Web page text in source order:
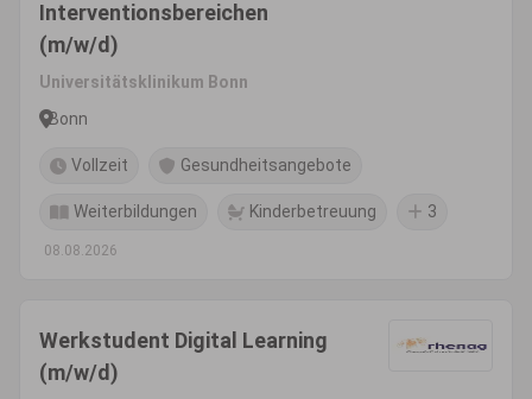
Interventionsbereichen
(m/w/d)
Universitätsklinikum Bonn
Bonn
Vollzeit Gesundheitsangebote
Weiterbildungen Kinderbetreuung 3
08.08.2026
Werkstudent Digital Learning
(m/w/d)